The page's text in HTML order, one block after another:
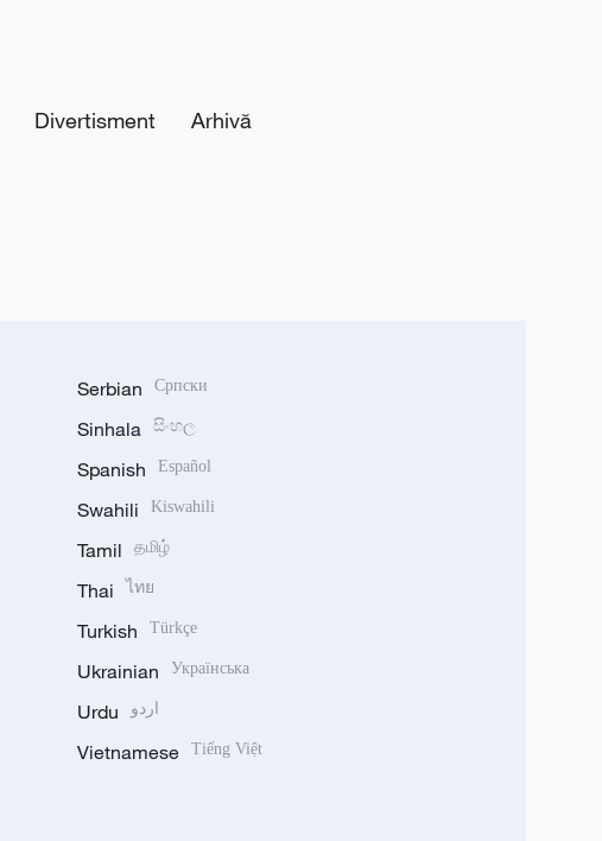
Divertisment Arhivă
Serbian Српски
Sinhala සිංහල
Spanish Español
Swahili Kiswahili
Tamil தமிழ்
Thai ไทย
Turkish Türkçe
Ukrainian Українська
Urdu اردو
Vietnamese Tiếng Việt